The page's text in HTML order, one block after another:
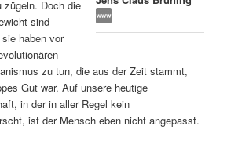
zügeln. Doch die
sind
haben vor
zu tun, die aus der Zeit stammt,
Gut war. Auf unsere heutige
in der in aller Regel kein
ist der Mensch eben nicht angepasst.